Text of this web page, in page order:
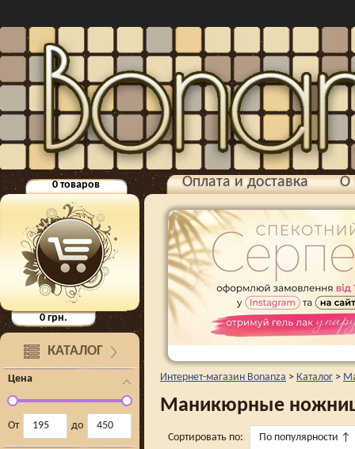
0товаров
0грн.
КАТАЛОГ
Цена
От до
Оплата и доставка О
Интернет-магазин Bonanza > Каталог >
Маникюрные
Сортировать по: По популярности ↑